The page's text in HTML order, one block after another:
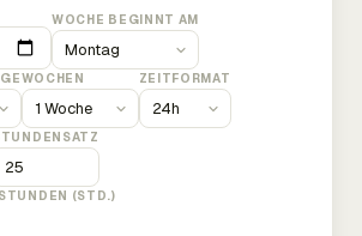
WOCHE BEGINNT AM
WOCHEN ZEITFORMAT
(STD.)